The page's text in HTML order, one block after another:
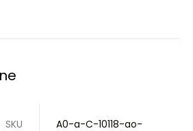
SKU
A0-a-C-10118-ao-